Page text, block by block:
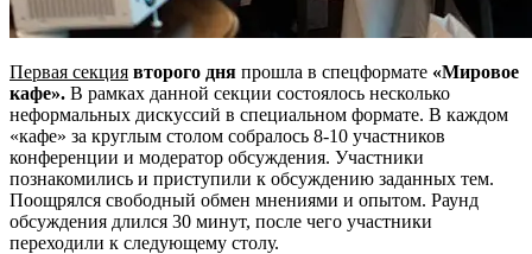
Первая секция второго дня прошла в спецформате «Мировое
кафе». В рамках данной секции состоялось несколько
неформальных дискуссий в специальном формате. В каждом
«кафе» за круглым столом собралось 8-10 участников
конференции и модератор обсуждения. Участники
познакомились и приступили к обсуждению заданных тем.
Поощрялся свободный обмен мнениями и опытом. Раунд
обсуждения длился 30 минут, после чего участники
переходили к следующему столу.